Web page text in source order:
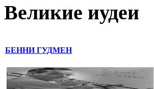
Великие иудеи
БЕННИ ГУДМЕН